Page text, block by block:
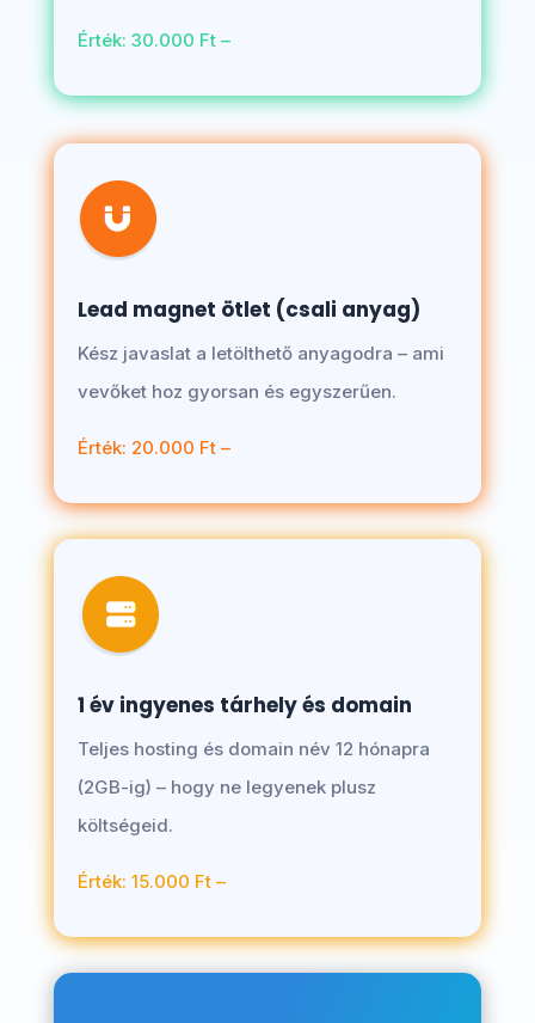
Érték: 30.000 Ft –
Lead magnet ötlet (csali anyag)
Kész javaslat a letölthető anyagodra – ami
vevőket hoz gyorsan és egyszerűen.
Érték: 20.000 Ft –
1 év ingyenes tárhely és domain
Teljes hosting és domain név 12 hónapra
(2GB-ig) – hogy ne legyenek plusz
költségeid.
Érték: 15.000 Ft –